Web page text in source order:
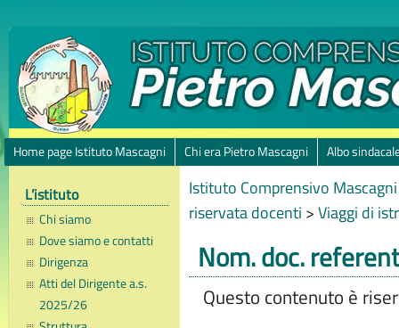
Home page Istituto Mascagni Chi era Pietro Mascagni Albo
L’istituto
Chi siamo
Dove siamo e contatti
Dirigenza
Atti del Dirigente a.s.
2025/26
Istituto Comprensivo
riservata docenti >Viaggi di
Nom. doc.
Questo contenuto è